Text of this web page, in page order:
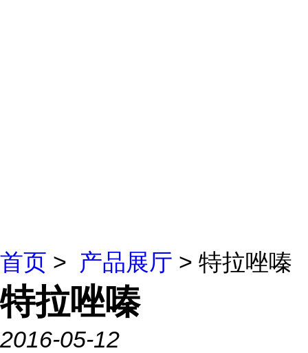
首页 > 产品展厅 > 特拉唑嗪
特拉唑嗪
2016-05-12